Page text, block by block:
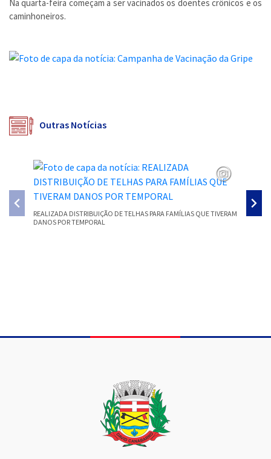
Na quarta-feira começam a ser vacinados os doentes crônicos e os
caminhoneiros.
Outras Notícias
REALIZADA DISTRIBUIÇÃO DE TELHAS PARA FAMÍLIAS QUE TIVERAM
DANOS POR TEMPORAL